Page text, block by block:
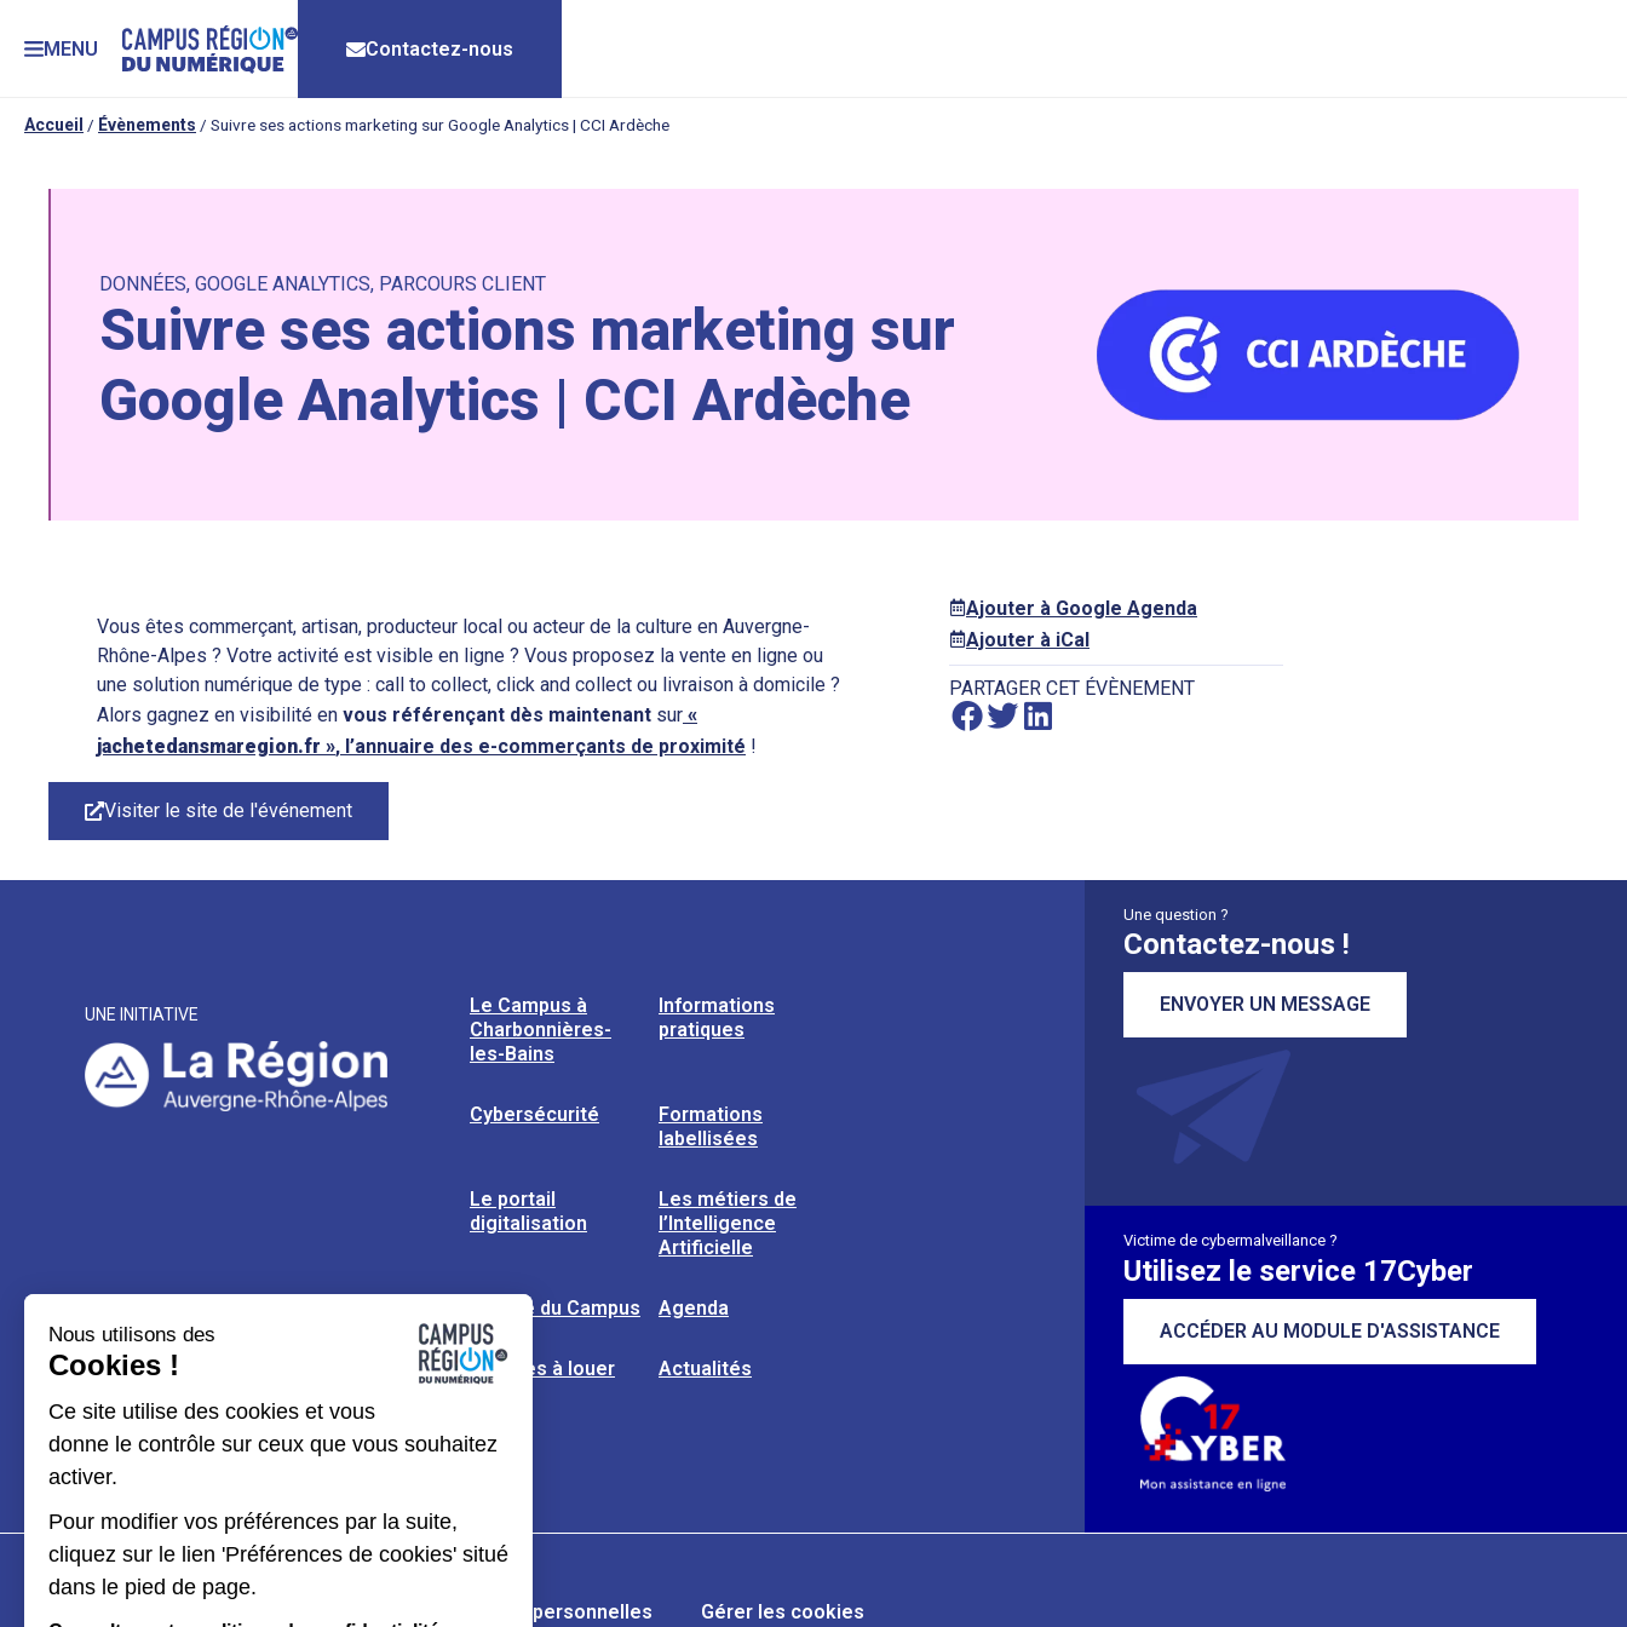
MENU Contactez-nous
Accueil / Évènements / Suivre ses actions marketing sur Google Analytics | CCI Ardèche
DONNÉES, GOOGLE ANALYTICS, PARCOURS CLIENT
Suivre ses actions marketing sur
Google Analytics | CCI Ardèche
Vous êtes commerçant, artisan, producteur local ou acteur de la culture en Auvergne-
Rhône-Alpes ? Votre activité est visible en ligne ? Vous proposez la vente en ligne ou
une solution numérique de type : call to collect, click and collect ou livraison à domicile ?
Alors gagnez en visibilité en vous référençant dès maintenant sur «
jachetedansmaregion.fr », l’annuaire des e-commerçants de proximité !
Visiter le site de l'événement
Ajouter à Google Agenda
Ajouter à iCal
PARTAGER CET ÉVÈNEMENT
UNE INITIATIVE
Le Campus à
Charbonnières-
les-Bains
Informations
pratiques
Cybersécurité
Formations
labellisées
Le portail
digitalisation
Les métiers de
l’Intelligence
Artificielle
L’usine du Campus Agenda
Espaces à louer Actualités
Une question ?
Contactez-nous !
ENVOYER UN MESSAGE
Victime de cybermalveillance ?
Utilisez le service 17Cyber
ACCÉDER AU MODULE D'ASSISTANCE
Données personnelles Gérer les cookies
Nous utilisons des
Cookies !
Ce site utilise des cookies et vous
donne le contrôle sur ceux que vous souhaitez
activer.
Pour modifier vos préférences par la suite,
cliquez sur le lien 'Préférences de cookies' situé
dans le pied de page.